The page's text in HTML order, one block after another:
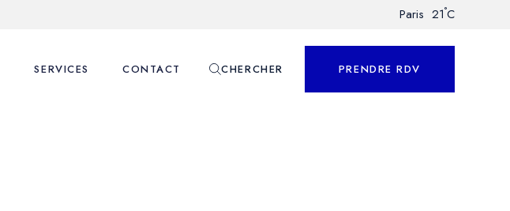
Paris 21°C
SERVICES CONTACT CHERCHER PRENDRE RDV